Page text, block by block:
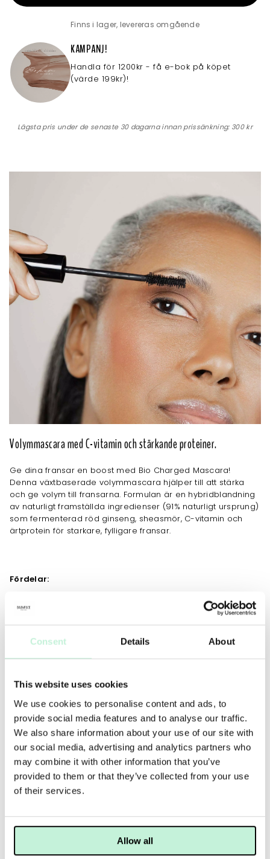
Consent Details About
This website uses cookies
We use cookies to personalise content and ads, to
provide social media features and to analyse our traffic.
We also share information about your use of our site with
our social media, advertising and analytics partners who
may combine it with other information that you’ve
provided to them or that they’ve collected from your use
of their services.
Allow all
Finns i lager, levereras omgående
KAMPANJ!
Handla för 1200kr - få e-bok på köpet
(värde 199kr)!
Lägsta pris under de senaste 30 dagarna innan prissänkning: 300 kr
Volymmascara med C-vitamin och stärkande proteiner.
Ge dina fransar en boost med Bio Charged Mascara!
Denna växtbaserade volymmascara hjälper till att stärka
och ge volym till fransarna. Formulan är en hybridblandning
av naturligt framställda ingredienser (91% naturligt ursprung)
som fermenterad röd ginseng, sheasmör, C-vitamin och
ärtprotein för starkare, fylligare fransar.
Fördelar:
- En krämig, fyllig, volymgivande och definierande
- Hjälper till att stärka och omedelbart ge volym till
fransarna
och On Point Eyeliner Pencil
- 91% naturligt framställda ingredienser
- Vegansk
JOBBAR MOT
ANVÄNDNING
Börja med att placera mascaraborsten vid fransarnas rot
och håll kvar i några sekunder. Applicera genom att kamma
fransarna med borsten och upprepa för att bygga upp
volym. Använd borsten vertikalt för att applicera på den